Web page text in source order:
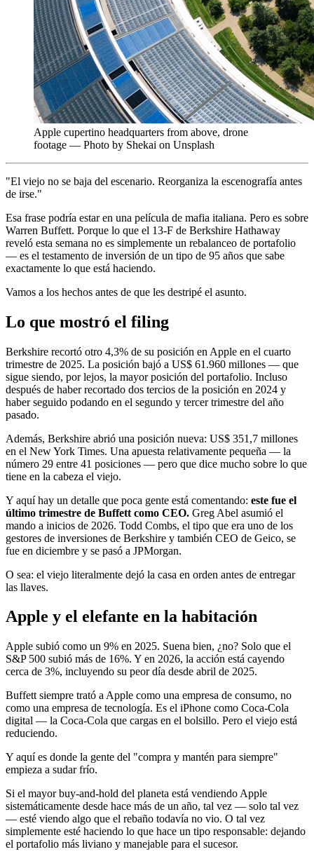
Apple cupertino headquarters from above, drone
footage — Photo by Shekai on Unsplash
"El viejo no se baja del escenario. Reorganiza la escenografía antes
de irse."
Esa frase podría estar en una película de mafia italiana. Pero es sobre
Warren Buffett. Porque lo que el 13-F de Berkshire Hathaway
reveló esta semana no es simplemente un rebalanceo de portafolio
— es el testamento de inversión de un tipo de 95 años que sabe
exactamente lo que está haciendo.
Vamos a los hechos antes de que les destripé el asunto.
Lo que mostró el filing
Berkshire recortó otro 4,3% de su posición en Apple en el cuarto
trimestre de 2025. La posición bajó a US$ 61.960 millones — que
sigue siendo, por lejos, la mayor posición del portafolio. Incluso
después de haber recortado dos tercios de la posición en 2024 y
haber seguido podando en el segundo y tercer trimestre del año
pasado.
Además, Berkshire abrió una posición nueva: US$ 351,7 millones
en el New York Times. Una apuesta relativamente pequeña — la
número 29 entre 41 posiciones — pero que dice mucho sobre lo que
tiene en la cabeza el viejo.
Y aquí hay un detalle que poca gente está comentando: este fue el
último trimestre de Buffett como CEO. Greg Abel asumió el
mando a inicios de 2026. Todd Combs, el tipo que era uno de los
gestores de inversiones de Berkshire y también CEO de Geico, se
fue en diciembre y se pasó a JPMorgan.
O sea: el viejo literalmente dejó la casa en orden antes de entregar
las llaves.
Apple y el elefante en la habitación
Apple subió como un 9% en 2025. Suena bien, ¿no? Solo que el
S&P 500 subió más de 16%. Y en 2026, la acción está cayendo
cerca de 3%, incluyendo su peor día desde abril de 2025.
Buffett siempre trató a Apple como una empresa de consumo, no
como una empresa de tecnología. Es el iPhone como Coca-Cola
digital — la Coca-Cola que cargas en el bolsillo. Pero el viejo está
reduciendo.
Y aquí es donde la gente del "compra y mantén para siempre"
empieza a sudar frío.
Si el mayor buy-and-hold del planeta está vendiendo Apple
sistemáticamente desde hace más de un año, tal vez — solo tal vez
— esté viendo algo que el rebaño todavía no vio. O tal vez
simplemente esté haciendo lo que hace un tipo responsable: dejando
el portafolio más liviano y manejable para el sucesor.